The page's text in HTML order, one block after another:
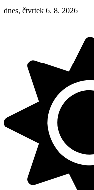
dnes, čtvrtek 6. 8. 2026